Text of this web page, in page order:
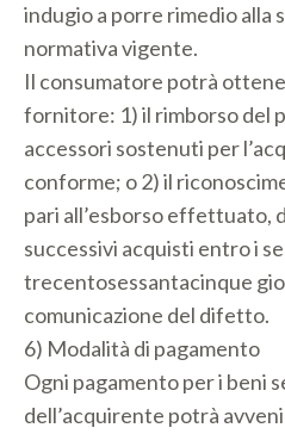
indugio a porre rimedio alla
normativa vigente.
Il consumatore potrà
fornitore: 1) il rimborso del
accessori sostenuti per
conforme; o 2) il
pari all’esborso effettuato,
successivi acquisti entro i
trecentosessantacinque
comunicazione del difetto.
6) Modalità di pagamento
Ogni pagamento per i beni
dell’acquirente potrà